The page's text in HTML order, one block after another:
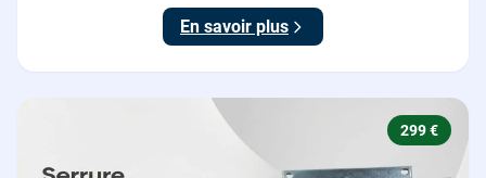
renforcer une porte d'entrée existante.
En savoir plus
299 €